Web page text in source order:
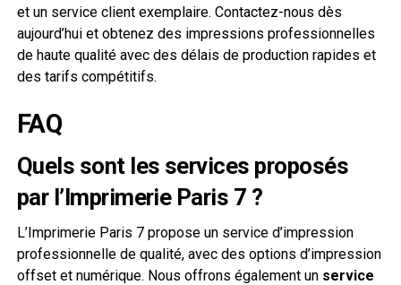
et un service client exemplaire. Contactez-nous dès
aujourd’hui et obtenez des impressions professionnelles
de haute qualité avec des délais de production rapides et
des tarifs compétitifs.
FAQ
Quels sont les services proposés
par l’Imprimerie Paris 7 ?
L’Imprimerie Paris 7 propose un service d’impression
professionnelle de qualité, avec des options d’impression
offset et numérique. Nous offrons également un service